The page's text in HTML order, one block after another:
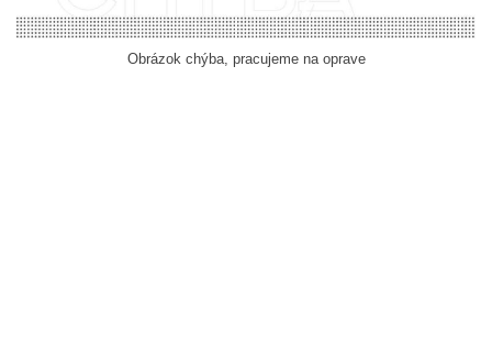
Obrázok chýba, pracujeme na oprave